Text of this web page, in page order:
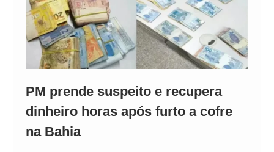
PM prende suspeito e recupera
dinheiro horas após furto a cofre
na Bahia